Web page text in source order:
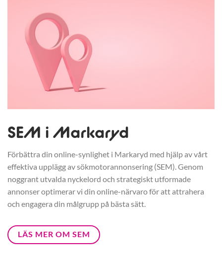
SEM i Markaryd
Förbättra din online-synlighet i Markaryd med hjälp av vårt
effektiva upplägg av sökmotorannonsering (SEM). Genom
noggrant utvalda nyckelord och strategiskt utformade
annonser optimerar vi din online-närvaro för att attrahera
och engagera din målgrupp på bästa sätt.
LÄS MER OM SEM